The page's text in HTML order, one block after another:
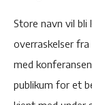
Store navn vil bli
overraskelser
med
publikum for et